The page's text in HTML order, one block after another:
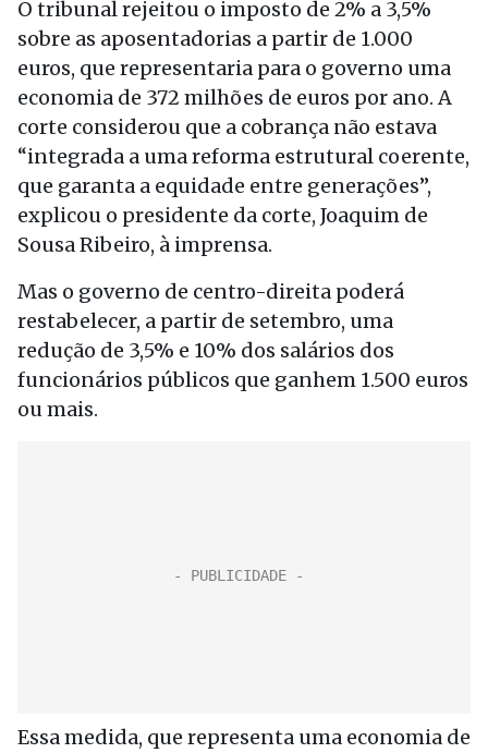
O tribunal rejeitou o imposto de 2% a 3,5%
sobre as aposentadorias a partir de 1.000
euros, que representaria para o governo uma
economia de 372 milhões de euros por ano. A
corte considerou que a cobrança não estava
“integrada a uma reforma estrutural coerente,
que garanta a equidade entre generações”,
explicou o presidente da corte, Joaquim de
Sousa Ribeiro, à imprensa.
Mas o governo de centro-direita poderá
restabelecer, a partir de setembro, uma
redução de 3,5% e 10% dos salários dos
funcionários públicos que ganhem 1.500 euros
ou mais.
Essa medida, que representa uma economia de